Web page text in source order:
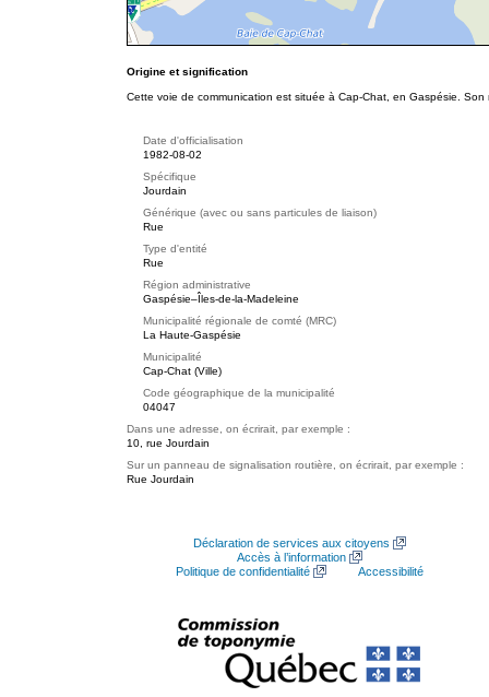
Origine et signification
Cette voie de communication est située à Cap-Chat, en Gaspésie.
Date d'officialisation
1982-08-02
Spécifique
Jourdain
Générique (avec ou sans particules de liaison)
Rue
Type d'entité
Rue
Région administrative
Gaspésie–Îles-de-la-Madeleine
Municipalité régionale de comté (MRC)
La Haute-Gaspésie
Municipalité
Cap-Chat (Ville)
Code géographique de la municipalité
04047
Dans une adresse, on écrirait, par exemple :
10, rue Jourdain
Sur un panneau de signalisation routière, on écrirait, par exemple :
Rue Jourdain
Déclaration de services aux citoyens
Accès à l’information
Politique de confidentialité
Accessibilité